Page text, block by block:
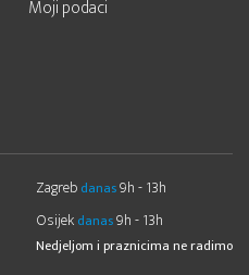
Moji podaci
Zagreb danas9h - 13h
Osijek danas9h - 13h
Nedjeljom i praznicima ne radimo